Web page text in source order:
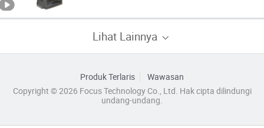
Lihat Lainnya
Produk Terlaris
Wawasan
Copyright © 2026 Focus Technology Co., Ltd. Hak cipta dilindungi
undang-undang.